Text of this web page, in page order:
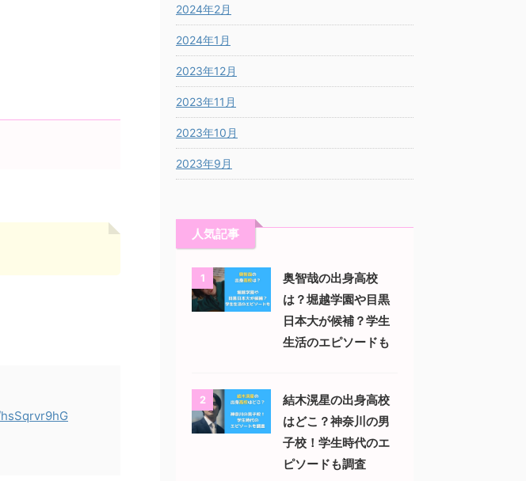
2024年2月
2024年1月
2023年12月
2023年11月
2023年10月
2023年9月
人気記事
1
奥智哉の出身高校
は？堀越学園や目黒
日本大が候補？学生
生活のエピソードも
2
結木滉星の出身高校
はどこ？神奈川の男
子校！学生時代のエ
ピソードも調査